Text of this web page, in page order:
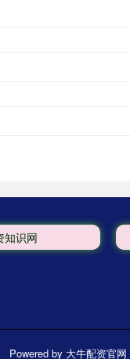
知识网
Powered by 大牛配资官网